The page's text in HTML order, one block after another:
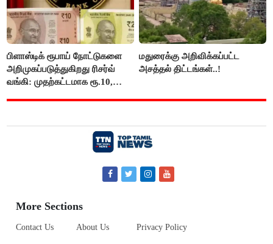
பிளாஸ்டிக் ரூபாய் நோட்டுகளை
அறிமுகப்படுத்துகிறது ரிசர்வ்
வங்கி: முதற்கட்டமாக ரூ.10,
மதுரைக்கு அறிவிக்கப்பட்ட
அசத்தல் திட்டங்கள்..!
More Sections
Contact Us About Us Privacy Policy